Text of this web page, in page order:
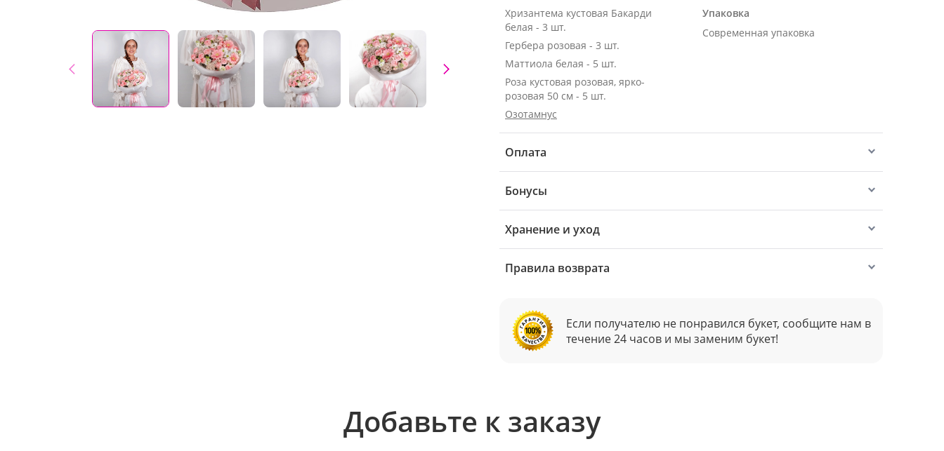
Хризантема кустовая Бакарди
белая - 3 шт.
Гербера розовая - 3 шт.
Маттиола белая - 5 шт.
Роза кустовая розовая, ярко-
розовая 50 см - 5 шт.
Озотамнус
Упаковка
Современная упаковка
Оплата
Бонусы
Хранение и уход
Правила возврата
Если получателю не понравился букет, сообщите нам в
течение 24 часов и мы заменим букет!
Добавьте к заказу